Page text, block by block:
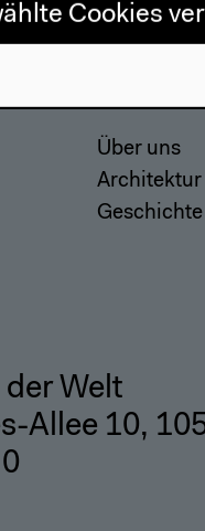
Haus
Über uns
Architektur
Geschichte
Welt
Allee 10,
Cookies